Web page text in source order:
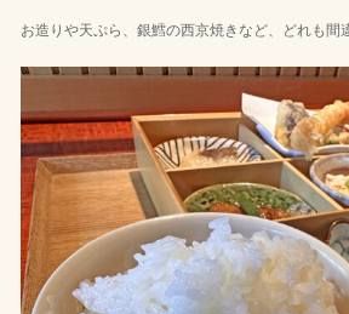
お造りや天ぷら、銀鱈の西京焼きなど、どれも間